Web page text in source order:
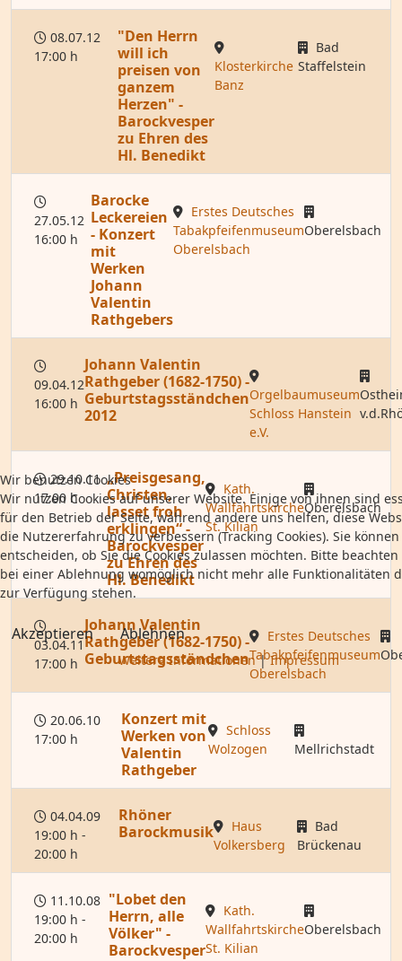
08.07.12
17:00 h
"Den Herrn
will ich
preisen von
ganzem
Herzen" -
Barockvesper
zu Ehren des
Hl. Benedikt
Klosterkirche
Banz
Bad
Staffelstein
27.05.12
16:00 h
Barocke
Leckereien
- Konzert
mit
Werken
Johann
Valentin
Rathgebers
Erstes Deutsches
Tabakpfeifenmuseum
Oberelsbach
Oberelsbach
09.04.12
16:00 h
Johann Valentin
Rathgeber (1682-1750) -
Geburtstagsständchen
2012
Orgelbaumuseum
Schloss Hanstein
e.V.
29.10.11
17:00 h
„Preisgesang,
Christen,
lasset froh
erklingen“ -
Barockvesper
zu Ehren des
Hl. Benedikt
Kath.
Wallfahrtskirche
St. Kilian
Oberelsbach
03.04.11
17:00 h
Johann Valentin
Rathgeber (1682-1750) -
Geburtstagsständchen
Erstes Deutsches
Tabakpfeifenmuseum
Oberelsbach
20.06.10
17:00 h
Konzert mit
Werken von
Valentin
Rathgeber
Schloss
Wolzogen
Mellrichstadt
04.04.09
19:00 h -
20:00 h
Rhöner
Barockmusik
Haus
Volkersberg
Bad
Brückenau
11.10.08
19:00 h -
20:00 h
"Lobet den
Herrn, alle
Völker" -
Barockvesper
Kath.
Wallfahrtskirche
St. Kilian
Oberelsbach
Wir benutzen Cookies
Wir nutzen Cookies auf unserer Website. Einige von ihnen sind
für den Betrieb der Seite, während andere uns helfen, diese
die Nutzererfahrung zu verbessern (Tracking Cookies). Sie
entscheiden, ob Sie die Cookies zulassen möchten. Bitte beachten
bei einer Ablehnung womöglich nicht mehr alle Funktionalitäten
zur Verfügung stehen.
Akzeptieren Ablehnen
Weitere Informationen|Impressum